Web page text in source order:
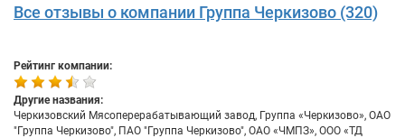
Все отзывы о компании Группа Черкизово (320)
Рейтинг компании:
Другие названия:
Черкизовский Мясоперерабатывающий завод, Группа «Черкизово», ОАО
"Группа Черкизово", ПАО "Группа Черкизово", ОАО «ЧМПЗ», ООО «ТД